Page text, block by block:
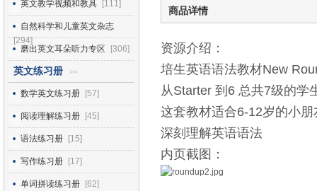
英文教学视频和教具 [111]
自然科学和儿童英文杂志
[294]
磨出英文耳朵听力专区
[306]
英文练习册 >>
数学英文练习册 [57]
阅读理解练习册 [45]
语法练习册 [15]
写作练习册 [17]
单词拼读练习册 [62]
商品详情
资源介绍：
培生英语语法教材New
从Starter 到6 总共7级的学
这套教材适合6-12岁的小
深刻理解英语语法
内页截图：